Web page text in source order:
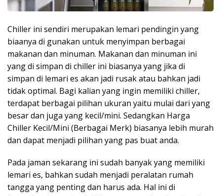
Chiller ini sendiri merupakan lemari pendingin yang
biaanya di gunakan untuk menyimpan berbagai
makanan dan minuman. Makanan dan minuman ini
yang di simpan di chiller ini biasanya yang jika di
simpan di lemari es akan jadi rusak atau bahkan jadi
tidak optimal. Bagi kalian yang ingin memiliki chiller,
terdapat berbagai pilihan ukuran yaitu mulai dari yang
besar dan juga yang kecil/mini. Sedangkan Harga
Chiller Kecil/Mini (Berbagai Merk) biasanya lebih murah
dan dapat menjadi pilihan yang pas buat anda.
Pada jaman sekarang ini sudah banyak yang memiliki
lemari es, bahkan sudah menjadi peralatan rumah
tangga yang penting dan harus ada. Hal ini di